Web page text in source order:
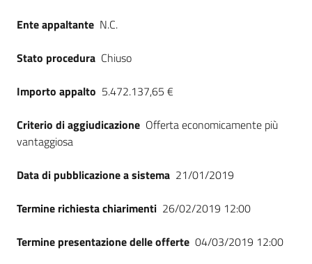
Ente appaltante N.C.
Stato procedura Chiuso
Importo appalto 5.472.137,65 €
Criterio di aggiudicazione Offerta economicamente più
vantaggiosa
Data di pubblicazione a sistema 21/01/2019
Termine richiesta chiarimenti 26/02/2019 12:00
Termine presentazione delle offerte 04/03/2019 12:00